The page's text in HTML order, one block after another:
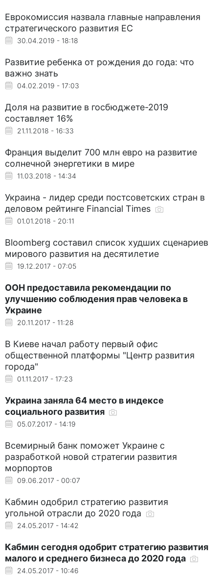
Еврокомиссия назвала главные направления
стратегического развития ЕС
30.04.2019 - 18:18
Развитие ребенка от рождения до года: что
важно знать
04.02.2019 - 17:03
Доля на развитие в госбюджете-2019
составляет 16%
21.11.2018 - 16:33
Франция выделит 700 млн евро на развитие
солнечной энергетики в мире
11.03.2018 - 14:34
Украина - лидер среди постсоветских стран в
деловом рейтинге Financial Times
01.01.2018 - 20:11
Bloomberg составил список худших сценариев
мирового развития на десятилетие
19.12.2017 - 07:05
ООН предоставила рекомендации по
улучшению соблюдения прав человека в
Украине
20.11.2017 - 11:28
В Киеве начал работу первый офис
общественной платформы "Центр развития
города"
01.11.2017 - 17:23
Украина заняла 64 место в индексе
социального развития
05.07.2017 - 14:19
Всемирный банк поможет Украине с
разработкой новой стратегии развития
морпортов
09.06.2017 - 00:07
Кабмин одобрил стратегию развития
угольной отрасли до 2020 года
24.05.2017 - 14:42
Кабмин сегодня одобрит стратегию развития
малого и среднего бизнеса до 2020 года
24.05.2017 - 10:46